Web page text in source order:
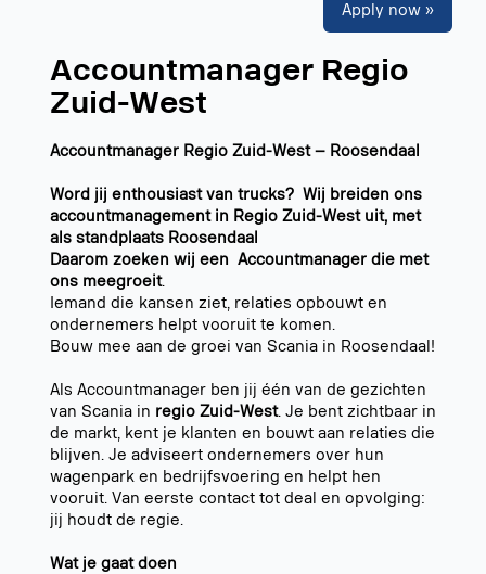
Apply now »
Accountmanager Regio
Zuid-West
Accountmanager Regio Zuid-West – Roosendaal
Word jij enthousiast van trucks? Wij breiden ons
accountmanagement in Regio Zuid-West uit, met
als standplaats Roosendaal
Daarom zoeken wij een Accountmanager die met
ons meegroeit.
Iemand die kansen ziet, relaties opbouwt en
ondernemers helpt vooruit te komen.
Bouw mee aan de groei van Scania in Roosendaal!
Als Accountmanager ben jij één van de gezichten
van Scania in regio Zuid-West. Je bent zichtbaar in
de markt, kent je klanten en bouwt aan relaties die
blijven. Je adviseert ondernemers over hun
wagenpark en bedrijfsvoering en helpt hen
vooruit. Van eerste contact tot deal en opvolging:
jij houdt de regie.
Wat je gaat doen